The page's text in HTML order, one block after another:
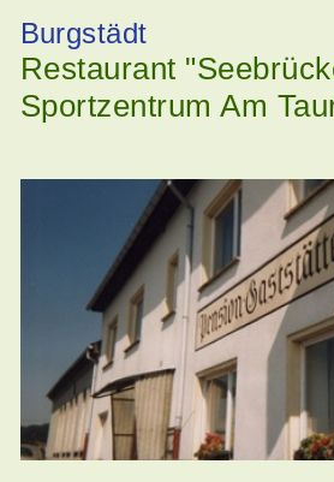
Burgstädt
Restaurant
Sportzentrum Am